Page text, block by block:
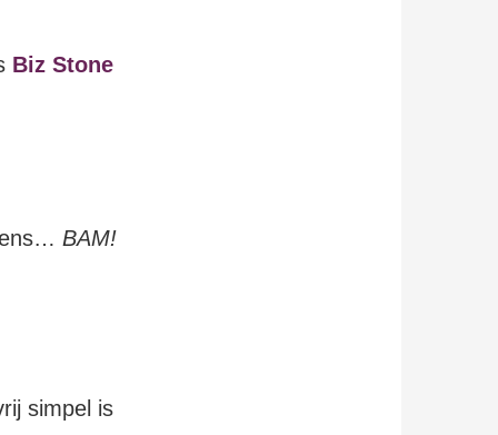
Biz Stone
BAM!
simpel is